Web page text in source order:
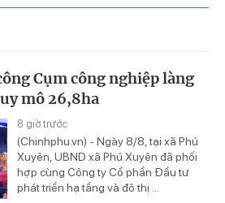
Cụm công nghiệp làng
mô 26,8ha
8 giờ trước
(Chinhphu.vn) - Ngày 8/8, tại xã Phú
Xuyên, UBND xã Phú Xuyên đã phối
hợp cùng Công ty Cổ phần Đầu tư
phát triển hạ tầng và đô thị ...